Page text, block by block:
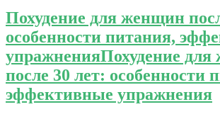
Похудение для женщин
особенности питания,
упражненияПохудение
после 30 лет: особенности
эффективные упражнения